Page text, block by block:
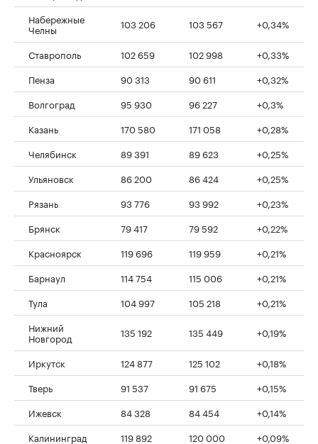
Набережные
Челны 103 206 103 567 +0,34%
Ставрополь 102 659 102 998
+0,33%
Пенза
90 313 90 611
+0,32%
Волгоград
95 930 96 227
+0,3%
Казань
170 580 171 058
+0,28%
Челябинск
89 391 89 623
+0,25%
Ульяновск
86 200 86 424
+0,25%
Рязань
93 776 93 992
+0,23%
Брянск
79 417 79 592
+0,22%
Красноярск
119 696 119 959
+0,21%
Барнаул
114 754 115 006
+0,21%
Тула
104 997 105 218
+0,21%
Нижний
Новгород 135 192 135 449 +0,19%
Иркутск 124 877 125 102
+0,18%
Тверь
91 537 91 675
+0,15%
Ижевск
84 328 84 454
+0,14%
Калининград
119 892 120 000 +0,09%